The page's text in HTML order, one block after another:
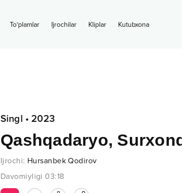
To‘plamlar Ijrochilar Kliplar Kutubxona
Singl • 2023
Qashqadaryo,
Ijrochi: Hursanbek Qodirov
Davomiyligi 03:18